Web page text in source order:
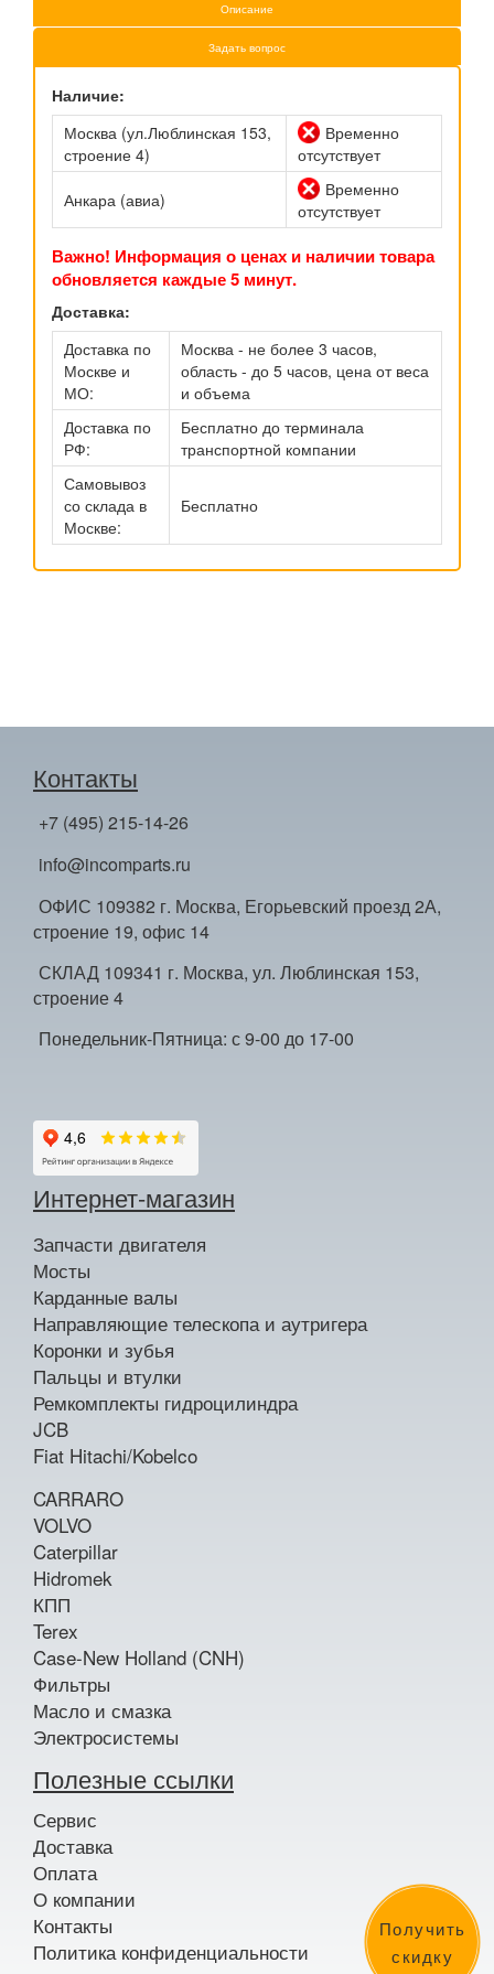
Получить
скидку
Описание
Задать вопрос
Наличие:
Москва (ул.Люблинская 153,
строение 4)
Временно
отсутствует
Анкара (авиа)
Временно
отсутствует
Важно! Информация о ценах и наличии товара
обновляется каждые 5 минут.
Доставка:
Доставка по
Москве и
МО:
Москва - не более 3 часов,
область - до 5 часов, цена от веса
и объема
Доставка по
РФ:
Бесплатно до терминала
транспортной компании
Самовывоз
со склада в
Москве:
Бесплатно
Контакты
+7 (495) 215-14-26
info@incomparts.ru
ОФИС 109382 г. Москва, Егорьевский проезд 2А,
строение 19, офис 14
СКЛАД 109341 г. Москва, ул. Люблинская 153,
строение 4
Понедельник-Пятница: с 9-00 до 17-00
Интернет-магазин
Запчасти двигателя
Мосты
Карданные валы
Направляющие телескопа и аутригера
Коронки и зубья
Пальцы и втулки
Ремкомплекты гидроцилиндра
JCB
Fiat Hitachi/Kobelco
CARRARO
VOLVO
Caterpillar
Hidromek
КПП
Terex
Case-New Holland (CNH)
Фильтры
Масло и смазка
Электросистемы
Полезные ссылки
Сервис
Доставка
Оплата
О компании
Контакты
Политика конфиденциальности